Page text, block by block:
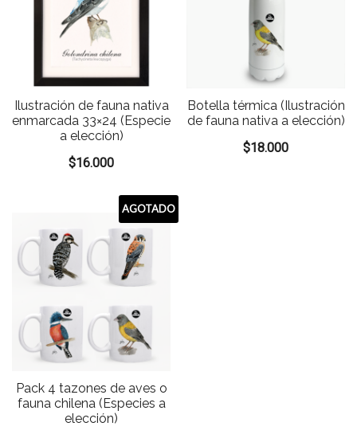
Ilustración de fauna nativa
enmarcada 33×24 (Especie
a elección)
$16.000
Botella térmica (Ilustración
de fauna nativa a elección)
$18.000
AGOTADO
Pack 4 tazones de aves o
fauna chilena (Especies a
elección)